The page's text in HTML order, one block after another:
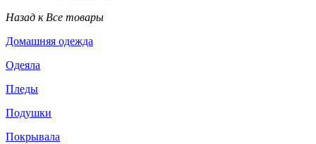
Назад к Все товары
Домашняя одежда
Одеяла
Пледы
Подушки
Покрывала